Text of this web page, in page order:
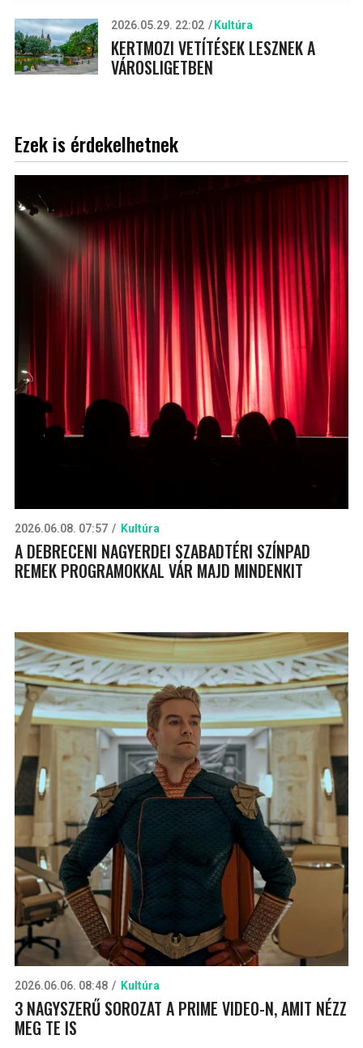
2026.05.29. 22:02 Kultúra
KERTMOZI VETÍTÉSEK LESZNEK A
VÁROSLIGETBEN
Ezek is érdekelhetnek
2026.06.08. 07:57 Kultúra
A DEBRECENI NAGYERDEI SZABADTÉRI SZÍNPAD
REMEK PROGRAMOKKAL VÁR MAJD MINDENKIT
2026.06.06. 08:48 Kultúra
3 NAGYSZERŰ SOROZAT A PRIME VIDEO-N, AMIT NÉZZ
MEG TE IS